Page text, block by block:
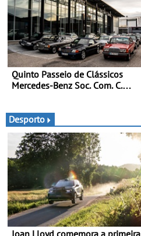
Quinto Passeio de Clássicos
Mercedes-Benz Soc. Com. C.
Desporto
Ioan Lloyd comemora a primeira